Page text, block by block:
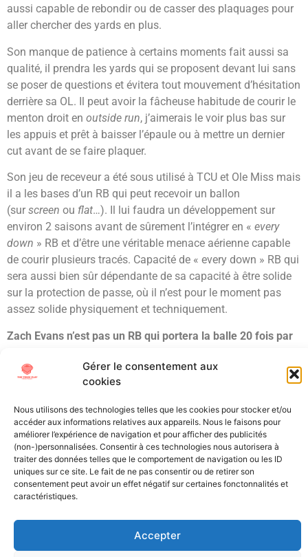
Gérer le consentement aux
cookies
Nous utilisons des technologies telles que les cookies pour stocker et/ou
accéder aux informations relatives aux appareils. Nous le faisons pour
améliorer l’expérience de navigation et pour afficher des publicités
(non-)personnalisées. Consentir à ces technologies nous autorisera à
traiter des données telles que le comportement de navigation ou les ID
uniques sur ce site. Le fait de ne pas consentir ou de retirer son
consentement peut avoir un effet négatif sur certaines fonctonnalités et
caractéristiques.
Accepter
aussi capable de rebondir ou de casser des plaquages pour
aller chercher des yards en plus.
Son manque de patience à certains moments fait aussi sa
qualité, il prendra les yards qui se proposent devant lui sans
se poser de questions et évitera tout mouvement d’hésitation
derrière sa OL. Il peut avoir la fâcheuse habitude de courir le
menton droit en outside run, j’aimerais le voir plus bas sur
les appuis et prêt à baisser l’épaule ou à mettre un dernier
cut avant de se faire plaquer.
Son jeu de receveur a été sous utilisé à TCU et Ole Miss mais
il a les bases d’un RB qui peut recevoir un ballon
(sur screen ou flat…). Il lui faudra un développement sur
environ 2 saisons avant de sûrement l’intégrer en « every
down » RB et d’être une véritable menace aérienne capable
de courir plusieurs tracés. Capacité de « every down » RB qui
sera aussi bien sûr dépendante de sa capacité à être solide
sur la protection de passe, où il n’est pour le moment pas
assez solide physiquement et techniquement.
Zach Evans n’est pas un RB qui portera la balle 20 fois par
une équipe qui court beaucoup. C’est son jeu, c’est comme
ça qu’il aime jouer et l’a déjà affirmé.
que sa valeur se situe au 3e round.
ÉtiquetéDraftOle MissrbRunning BackScouting
All Texts Rights Reserved © 2023
Tous les textes présents sur ce site sont protégés par les droits
d’auteur. Il est interdit de reproduire, distribuer ou utiliser de